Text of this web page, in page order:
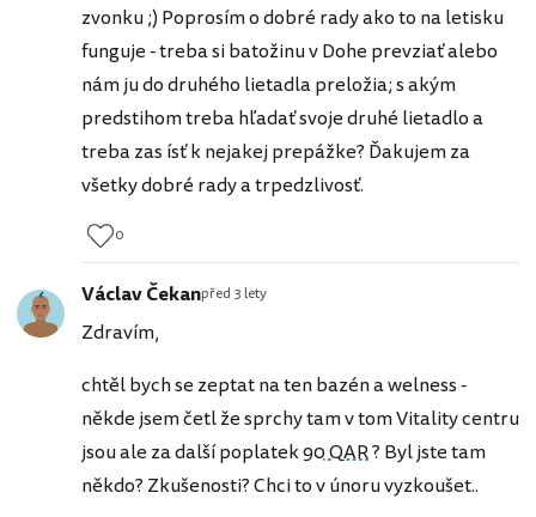
zvonku ;) Poprosím o dobré rady ako to na letisku
funguje - treba si batožinu v Dohe prevziať alebo
nám ju do druhého lietadla preložia; s akým
predstihom treba hľadať svoje druhé lietadlo a
treba zas ísť k nejakej prepážke? Ďakujem za
všetky dobré rady a trpedzlivosť.
0
Václav Čekanpřed 3 lety
Zdravím,
chtěl bych se zeptat na ten bazén a welness -
někde jsem četl že sprchy tam v tom Vitality centru
jsou ale za další poplatek90 QAR? Byl jste tam
někdo? Zkušenosti? Chci to v únoru vyzkoušet..